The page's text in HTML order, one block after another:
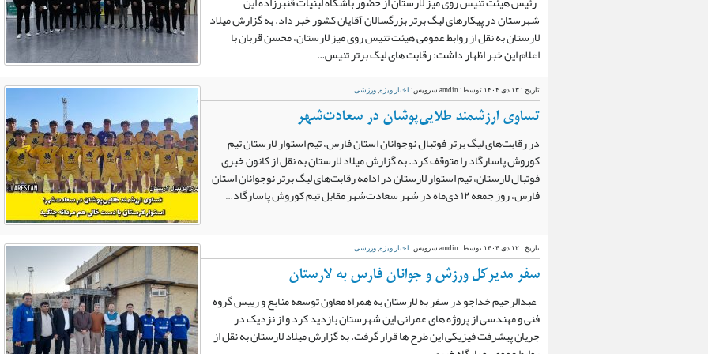
شهرستان در پیکارهای لیگ برتر بزرگسالان آقایان کشور خبر داد. به گزارش میلاد
لارستان به نقل از روابط عمومی هیئت تنیس روی میز لارستان، محسن قربان با
اعلام این خبر اظهار داشت: رقابت های لیگ برتر تنیس…
تاریخ : ۱۳ دی ۱۴۰۴ توسط: amdin سرویس: اخبار ویژه, ورزشی
تساوی ارزشمند طلایی‌پوشان در سعادت‌شهر
در رقابت‌های لیگ برتر فوتبال نوجوانان استان فارس، تیم استوار لارستان تیم
کوروش پاسارگاد را متوقف کرد. به گزارش میلاد لارستان به نقل از کانون خبری
فوتبال لارستان، تیم استوار لارستان در ادامه رقابت‌های لیگ برتر نوجوانان استان
فارس، روز جمعه ۱۲ دی‌ماه در شهر سعادت‌شهر مقابل تیم کوروش پاسارگاد…
تاریخ : ۱۲ دی ۱۴۰۴ توسط: amdin سرویس: اخبار ویژه, ورزشی
سفر مدیرکل ورزش و جوانان فارس به لارستان
عبدالرحیم خداجو در سفر به لارستان به همراه معاون توسعه منابع و رییس گروه
فنی و مهندسی از پروژه های عمرانی این شهرستان بازدید کرد و از نزدیک در
جریان پیشرفت فیزیکی این طرح ها قرار گرفت. به گزارش میلاد لارستان به نقل از